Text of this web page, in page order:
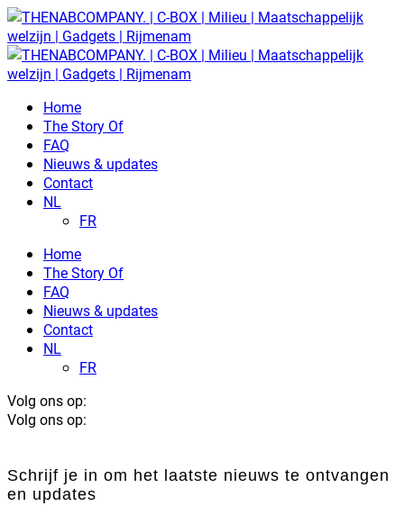
Home
The Story Of
FAQ
Nieuws & updates
Contact
NL
FR
Home
The Story Of
FAQ
Nieuws & updates
Contact
NL
FR
Volg ons op:
Volg ons op:
Schrijf je in om het laatste nieuws te ontvangen
en updates